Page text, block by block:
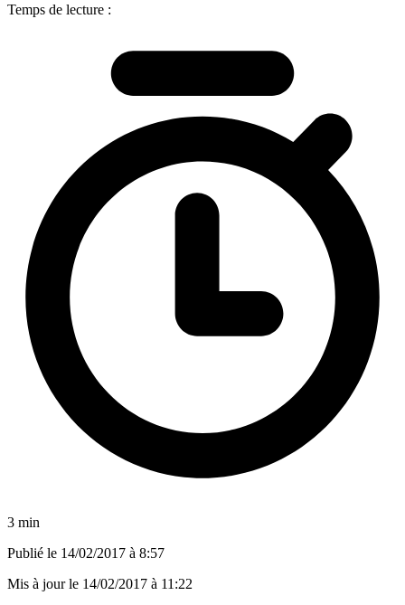
Temps de lecture :
3 min
Publié le 14/02/2017 à 8:57
Mis à jour le 14/02/2017 à 11:22